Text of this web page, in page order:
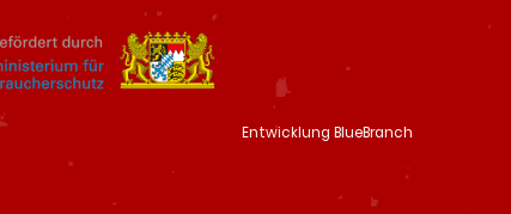
Entwicklung BlueBranch